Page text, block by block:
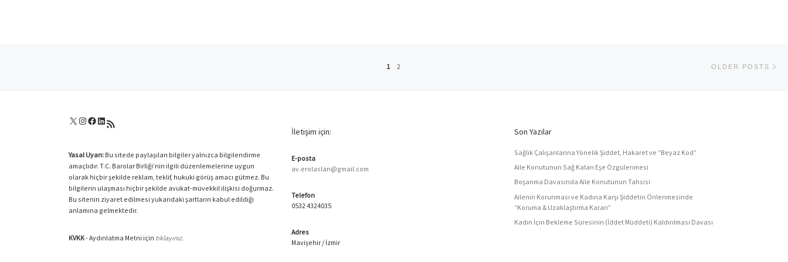
1 2 OLDER POSTS
X Instagram
Facebook
LinkedIn
RSS akışı
Yasal Uyarı: Bu sitede paylaşılan bilgiler yalnızca bilgilendirme
amaçlıdır. T.C. Barolar Birliği’nin ilgili düzenlemelerine uygun
olarak hiçbir şekilde reklam, teklif, hukuki görüş amacı gütmez. Bu
bilgilerin ulaşması hiçbir şekilde avukat-müvekkil ilişkisi doğurmaz.
Bu sitenin ziyaret edilmesi yukarıdaki şartların kabul edildiği
anlamına gelmektedir.
KVKK- Aydınlatma Metni için tıklayınız.
İletişim için:
E-posta
av.erolaslan@gmail.com
Telefon
0532 4324035
Adres
Mavişehir / İzmir
Son Yazılar
Sağlık Çalışanlarına Yönelik Şiddet, Hakaret ve “Beyaz Kod”
Aile Konutunun Sağ Kalan Eşe Özgülenmesi
Boşanma Davasında Aile Konutunun Tahsisi
Ailenin Korunması ve Kadına Karşı Şiddetin Önlenmesinde
“Koruma & Uzaklaştırma Kararı”
Kadın İçin Bekleme Süresinin (İddet Müddeti) Kaldırılması Davası